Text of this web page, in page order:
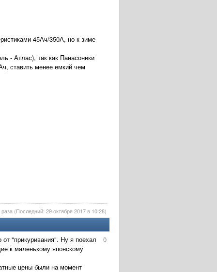
45Ач/350А, но к зиме
- Атлас), так как Панасоники
ставить менее емкий чем
(Последний: 29 октября 2017 в 10:28)
0
"прикуривания". Ну я поехал
к маленькому японскому
цены были на момент